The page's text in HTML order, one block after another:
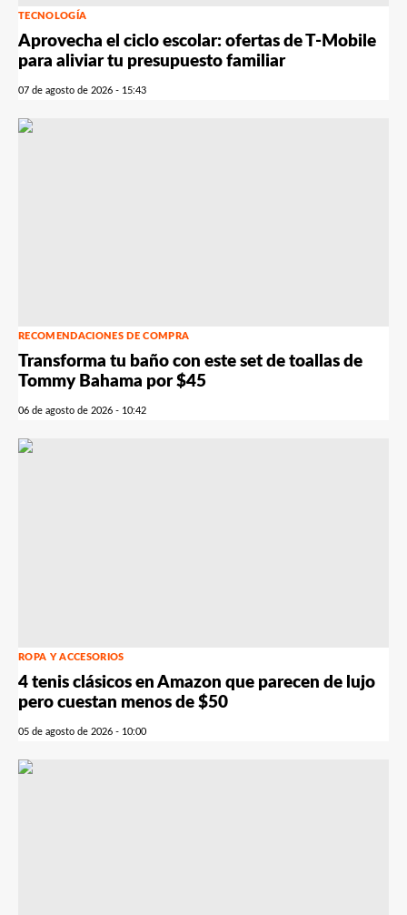
TECNOLOGÍA
Aprovecha el ciclo escolar: ofertas de T-Mobile
para aliviar tu presupuesto familiar
07 de agosto de 2026 - 15:43
RECOMENDACIONES DE COMPRA
Transforma tu baño con este set de toallas de
Tommy Bahama por $45
06 de agosto de 2026 - 10:42
ROPA Y ACCESORIOS
4 tenis clásicos en Amazon que parecen de lujo
pero cuestan menos de $50
05 de agosto de 2026 - 10:00